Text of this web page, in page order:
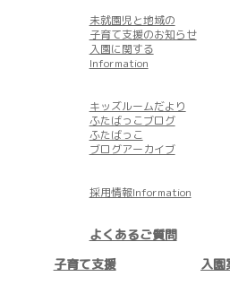
未就園児と地域の
子育て支援のお知らせ
入園に関する
Information
キッズルームだより
ふたばっこブログ
ふたばっこ
ブログアーカイブ
採用情報Information
よくあるご質問
子育て支援
入園